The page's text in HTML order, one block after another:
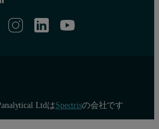
LtdはSpectrisの会社です